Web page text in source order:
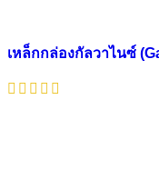
เหล็กกล่องกัลวาไนซ์